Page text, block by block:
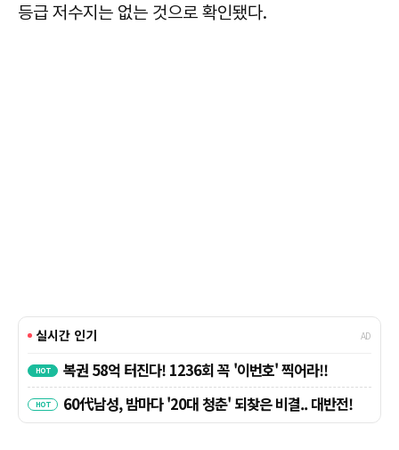
등급 저수지는 없는 것으로 확인됐다.